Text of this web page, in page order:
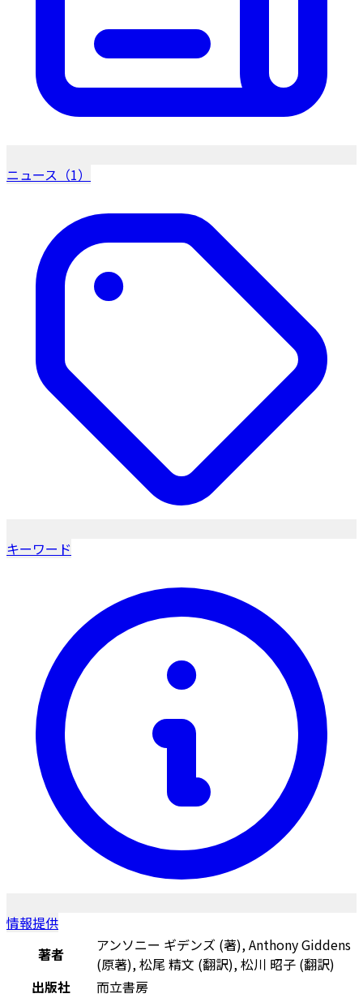
ニュース（1）
キーワード
情報提供
著者
アンソニー ギデンズ (著), Anthony Giddens
(原著), 松尾 精文 (翻訳), 松川 昭子 (翻訳)
出版社
而立書房